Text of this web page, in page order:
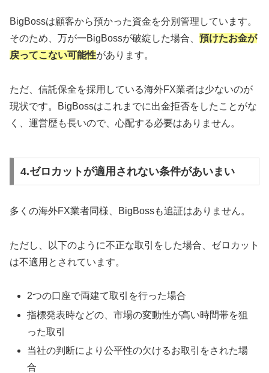
BigBossは顧客から預かった資金を分別管理しています。
そのため、万が一BigBossが破綻した場合、 預けたお金が
戻ってこない可能性があります。
ただ、信託保全を採用している海外FX業者は少ないのが
現状です。BigBossはこれまでに出金拒否をしたことがな
く、運営歴も長いので、心配する必要はありません。
4.ゼロカットが適用されない条件があいまい
多くの海外FX業者同様、BigBossも追証はありません。
ただし、以下のように不正な取引をした場合、ゼロカット
は不適用とされています。
2つの口座で両建て取引を行った場合
指標発表時などの、市場の変動性が高い時間帯を狙
った取引
当社の判断により公平性の欠けるお取引をされた場
合